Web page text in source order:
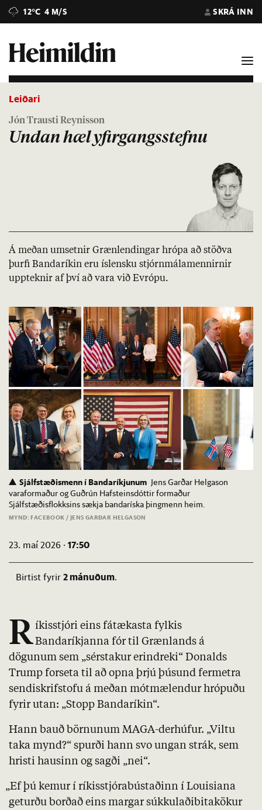
12°C 4 M/S SKRÁ INN
Leiðari
Jón Trausti Reynisson
Undan hæl yfirgangsstefnu
Á með­an um­setn­ir Græn­lend­ing­ar hrópa að stöðva
þurfi Banda­rík­in eru ís­lensku stjórn­mála­menn­irn­ir
upp­tekn­ir af því að vara við Evr­ópu.
Sjálfstæðismenn í Bandaríkjunum Jens Garðar Helgason
varaformaður og Guðrún Hafsteinsdóttir formaður
Sjálfstæðisflokksins sækja bandaríska þingmenn heim.
MYND: FACEBOOK / JENS GARÐAR HELGASON
23. maí 2026 · 17:50
Birtist fyrir 2 mánuðum.
Ríkisstjóri eins fátækasta fylkis
Bandaríkjanna fór til Grænlands á
dögunum sem „sérstakur erindreki“ Donalds
Trump forseta til að opna þrjú þúsund fermetra
sendiskrifstofu á meðan mótmælendur hrópuðu
fyrir utan: „Stopp Bandaríkin“.
Hann bauð börnunum MAGA-derhúfur. „Viltu
taka mynd?“ spurði hann svo ungan strák, sem
hristi hausinn og sagði „nei“.
„Ef þú kemur í ríkisstjórabústaðinn í Louisiana
geturðu borðað eins margar súkkulaðibitakökur